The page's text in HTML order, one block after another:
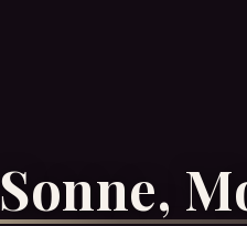
Sonne,